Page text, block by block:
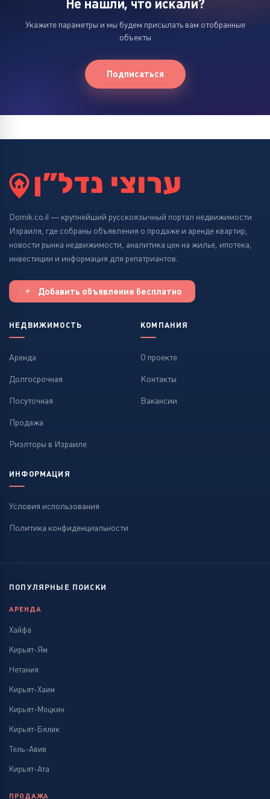
Не нашли, что искали?
Укажите параметры и мы будем присылать вам отобранные
объекты
Подписаться
Domik.co.il — крупнейший русскоязычный портал недвижимости
Израиля, где собраны объявления о продаже и аренде квартир,
новости рынка недвижимости, аналитика цен на жилье, ипотека,
инвестиции и информация для репатриантов.
Добавить объявление бесплатно
НЕДВИЖИМОСТЬ
Аренда
Долгосрочная
Посуточная
Продажа
Риэлторы в Израиле
КОМПАНИЯ
О проекте
Контакты
Вакансии
ИНФОРМАЦИЯ
Условия использования
Политика конфиденциальности
ПОПУЛЯРНЫЕ ПОИСКИ
АРЕНДА
Хайфа
Кирьят-Ям
Нетания
Кирьят-Хаим
Кирьят-Моцкин
Кирьят-Бялик
Тель-Авив
Кирьят-Ата
ПРОДАЖА